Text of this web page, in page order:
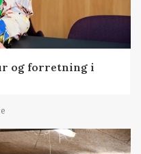
og forretning i